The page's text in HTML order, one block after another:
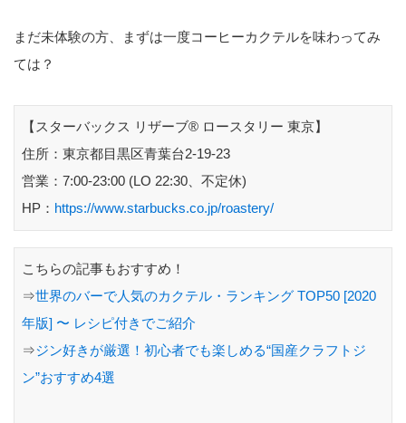
まだ未体験の方、まずは一度コーヒーカクテルを味わってみ
ては？
【スターバックス リザーブ® ロースタリー 東京】
住所：東京都目黒区青葉台2-19-23
営業：7:00-23:00 (LO 22:30、不定休)
HP： https://www.starbucks.co.jp/roastery/
こちらの記事もおすすめ！
⇒世界のバーで人気のカクテル・ランキング TOP50 [2020
年版] 〜 レシピ付きでご紹介
⇒ジン好きが厳選！初心者でも楽しめる“国産クラフトジ
ン”おすすめ4選